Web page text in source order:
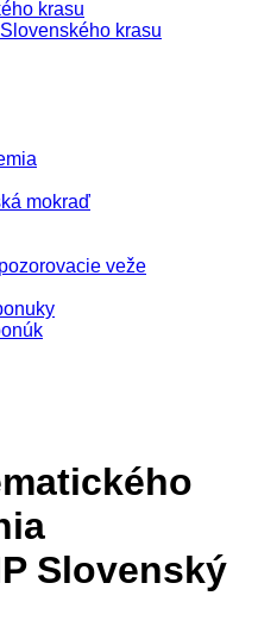
krasu
krasu
mokraď
veže
Slovenský